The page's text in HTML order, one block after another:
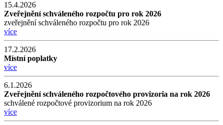
15.4.2026
Zveřejnění schváleného rozpočtu pro rok 2026
zveřejnění schváleného rozpočtu pro rok 2026
více
17.2.2026
Místní poplatky
více
6.1.2026
Zveřejnění schváleného rozpočtového provizoria na rok 2026
schválené rozpočtové provizorium na rok 2026
více